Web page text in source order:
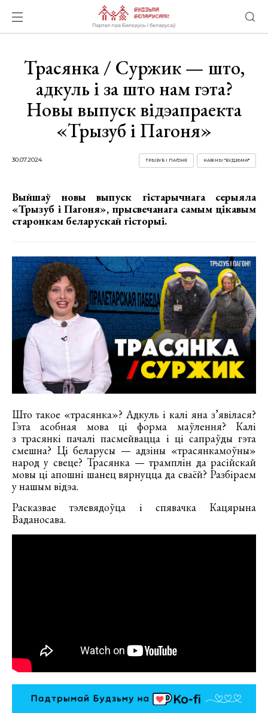
Трасянка / Суржик — што,
адкуль і за што нам гэта?
Новы выпуск відэапраекта
«Трызуб і Пагоня»
30.07.2024 НАВІНЫ "БУДЗЬМА!"
ТРЫЗУБ І ПАГОНЯ
Выйшаў новы выпуск гістарычнага серыяла
«Трызуб і Пагоня», прысвечанага самым цікавым
старонкам беларускай гісторыі.
Што такое «трасянка»? Адкуль і калі яна з’явілася?
Гэта асобная мова ці форма маўлення? Калі
з трасянкі пачалі пасмейвацца і ці сапраўды гэта
смешна? Ці беларусы — адзіны «трасянкамоўны»
народ у свеце? Трасянка — трамплін да расійскай
мовы ці апошні шанец вярнуцца да сваёй? Разбіраем
у нашым відэа.
Расказвае тэлевядоўца і спявачка Кацярына
Ваданосава.